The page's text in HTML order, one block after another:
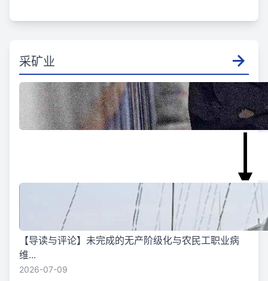
采矿业
【导读与评论】未完成的无产阶级化与农民工职业病
维...
2026-07-09